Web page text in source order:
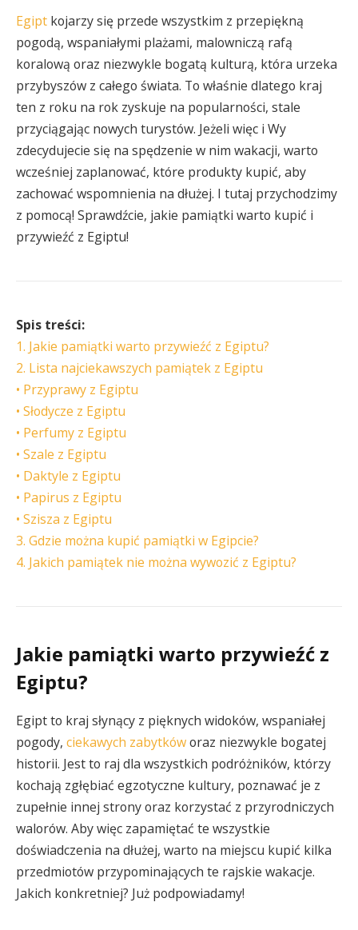
Egipt kojarzy się przede wszystkim z przepiękną
pogodą, wspaniałymi plażami, malowniczą rafą
koralową oraz niezwykle bogatą kulturą, która urzeka
przybyszów z całego świata. To właśnie dlatego kraj
ten z roku na rok zyskuje na popularności, stale
przyciągając nowych turystów. Jeżeli więc i Wy
zdecydujecie się na spędzenie w nim wakacji, warto
wcześniej zaplanować, które produkty kupić, aby
zachować wspomnienia na dłużej. I tutaj przychodzimy
z pomocą! Sprawdźcie, jakie pamiątki warto kupić i
przywieźć z Egiptu!
Spis treści:
1. Jakie pamiątki warto przywieźć z Egiptu?
2. Lista najciekawszych pamiątek z Egiptu
• Przyprawy z Egiptu
• Słodycze z Egiptu
• Perfumy z Egiptu
• Szale z Egiptu
• Daktyle z Egiptu
• Papirus z Egiptu
• Szisza z Egiptu
3. Gdzie można kupić pamiątki w Egipcie?
4. Jakich pamiątek nie można wywozić z Egiptu?
Jakie pamiątki warto przywieźć z
Egiptu?
Egipt to kraj słynący z pięknych widoków, wspaniałej
pogody, ciekawych zabytkóworaz niezwykle bogatej
historii. Jest to raj dla wszystkich podróżników, którzy
kochają zgłębiać egzotyczne kultury, poznawać je z
zupełnie innej strony oraz korzystać z przyrodniczych
walorów. Aby więc zapamiętać te wszystkie
doświadczenia na dłużej, warto na miejscu kupić kilka
przedmiotów przypominających te rajskie wakacje.
Jakich konkretniej? Już podpowiadamy!